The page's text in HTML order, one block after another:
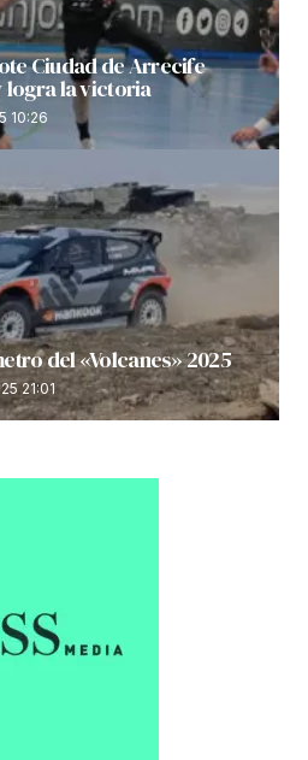
Ciudad de Arrecife
logra la victoria
10:26
del «Volcanes» 2025
21:01